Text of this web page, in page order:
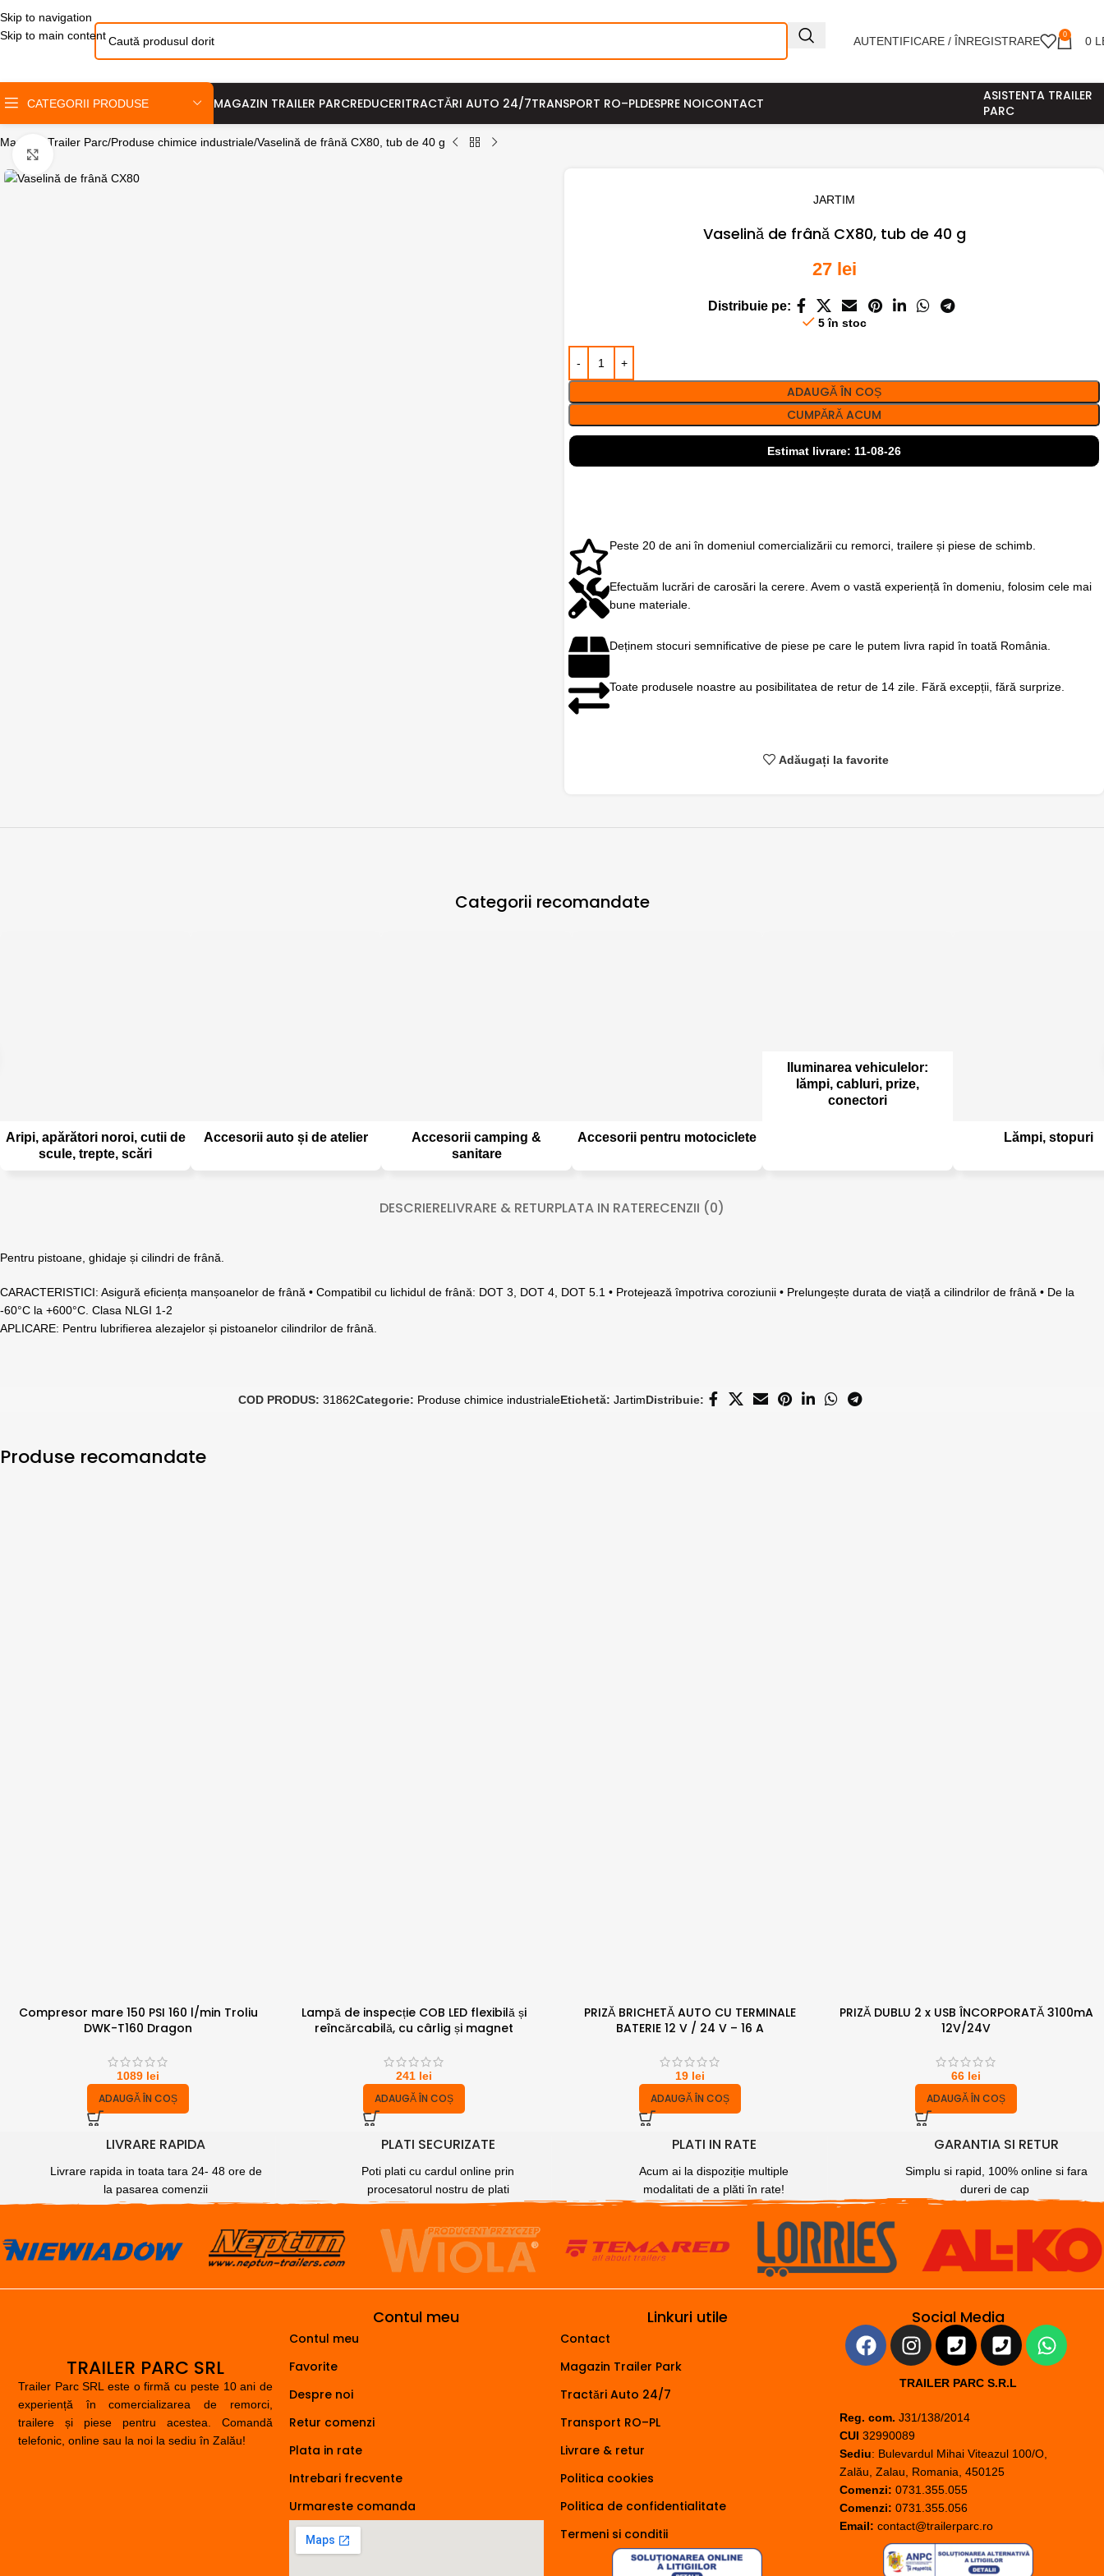
Skip to navigation
Skip to main content
AUTENTIFICARE / ÎNREGISTRARE 0 0
CATEGORII PRODUSE MAGAZIN TRAILER PARCREDUCERITRACTĂRI AUTO 24/7TRANSPORT RO–PLDESPRE NOICONTACT
ASISTENTA TRAILER
PARC
Magazin Trailer Parc Produse chimice industriale Vaselină de frână CX80, tub de 40 g
JARTIM
Vaselină de frână CX80, tub de 40 g
27 lei
Distribuie pe:
5 în stoc
ADAUGĂ ÎN COȘ
CUMPĂRĂ ACUM
Estimat livrare: 11-08-26
Peste 20 de ani în domeniul comercializării cu remorci, trailere și piese de schimb.
Efectuăm lucrări de carosări la cerere. Avem o vastă experiență în domeniu, folosim cele mai
bune materiale.
Deținem stocuri semnificative de piese pe care le putem livra rapid în toată România.
Toate produsele noastre au posibilitatea de retur de 14 zile. Fără excepții, fără surprize.
Adăugați la favorite
Categorii recomandate
Aripi, apărători noroi, cutii de
scule, trepte, scări
Accesorii auto și de atelier
Accesorii camping &
sanitare
Accesorii pentru motociclete
Iluminarea vehiculelor:
lămpi, cabluri, prize,
conectori
Lămpi, stopuri
DESCRIERELIVRARE & RETURPLATA IN RATERECENZII (0)
Pentru pistoane, ghidaje și cilindri de frână.
CARACTERISTICI: Asigură eficiența manșoanelor de frână • Compatibil cu lichidul de frână: DOT 3, DOT 4, DOT 5.1 • Protejează împotriva coroziunii • Prelungește durata de viață a cilindrilor de frână • De la
-60°C la +600°C. Clasa NLGI 1-2
APLICARE: Pentru lubrifierea alezajelor și pistoanelor cilindrilor de frână.
COD PRODUS: 31862Categorie: Produse chimice industrialeEtichetă: JartimDistribuie:
Produse recomandate
Compresor mare 150 PSI 160 l/min Troliu
DWK-T160 Dragon
1089 lei
ADAUGĂ ÎN COȘ
Lampă de inspecție COB LED flexibilă și
reîncărcabilă, cu cârlig și magnet
241 lei
ADAUGĂ ÎN COȘ
PRIZĂ BRICHETĂ AUTO CU TERMINALE
BATERIE 12 V / 24 V – 16 A
19 lei
ADAUGĂ ÎN COȘ
PRIZĂ DUBLU 2 x USB ÎNCORPORATĂ 3100mA
12V/24V
66 lei
ADAUGĂ ÎN COȘ
LIVRARE RAPIDA
Livrare rapida in toata tara 24- 48 ore de
la pasarea comenzii
PLATI SECURIZATE
Poti plati cu cardul online prin
procesatorul nostru de plati
PLATI IN RATE
Acum ai la dispoziție multiple
modalitati de a plăti în rate!
GARANTIA SI RETUR
Simplu si rapid, 100% online si fara
dureri de cap
TRAILER PARC SRL
Trailer Parc SRL este o firmă cu peste 10 ani de
experiență în comercializarea de remorci,
trailere și piese pentru acestea. Comandă
telefonic, online sau la noi la sediu în Zalău!
Contul meu
Contul meu
Favorite
Despre noi
Retur comenzi
Plata in rate
Intrebari frecvente
Urmareste comanda
Linkuri utile
Contact
Magazin Trailer Park
Tractări Auto 24/7
Transport RO–PL
Livrare & retur
Politica cookies
Politica de confidentialitate
Termeni si conditii
Social Media
TRAILER PARC S.R.L
Reg. com. J31/138/2014
CUI 32990089
Sediu: Bulevardul Mihai Viteazul 100/O,
Zalău, Zalau, Romania, 450125
Comenzi: 0731.355.055
Comenzi: 0731.355.056
Email: contact@trailerparc.ro